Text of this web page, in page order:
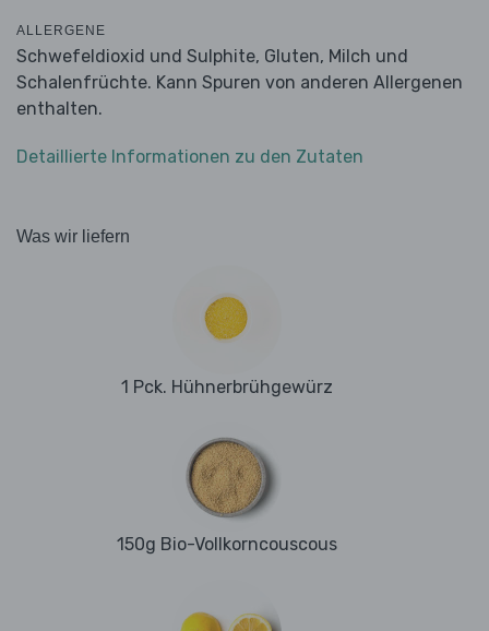
ALLERGENE
Schwefeldioxid und Sulphite, Gluten, Milch und
Schalenfrüchte. Kann Spuren von anderen Allergenen
enthalten.
Detaillierte Informationen zu den Zutaten
Was wir liefern
1 Pck. Hühnerbrühgewürz
150g Bio-Vollkorncouscous